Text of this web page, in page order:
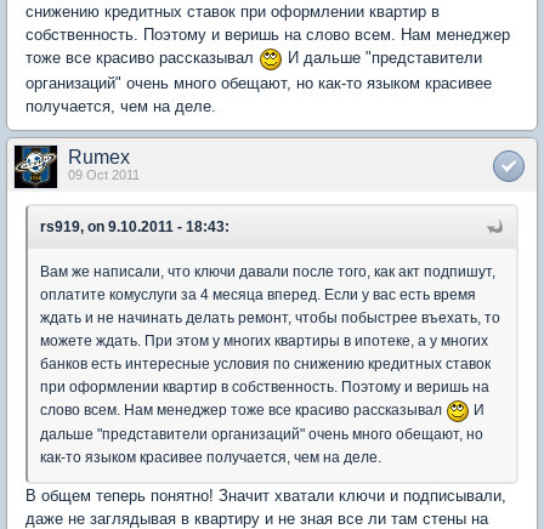
снижению кредитных ставок при оформлении квартир в
собственность. Поэтому и веришь на слово всем. Нам менеджер
тоже все красиво рассказывал
И дальше "представители
организаций" очень много обещают, но как-то языком красивее
получается, чем на деле.
Rumex
09 Oct 2011
rs919, on 9.10.2011 - 18:43:
Вам же написали, что ключи давали после того, как акт подпишут,
оплатите комуслуги за 4 месяца вперед. Если у вас есть время
ждать и не начинать делать ремонт, чтобы побыстрее въехать, то
можете ждать. При этом у многих квартиры в ипотеке, а у многих
банков есть интересные условия по снижению кредитных ставок
при оформлении квартир в собственность. Поэтому и веришь на
слово всем. Нам менеджер тоже все красиво рассказывал
И
дальше "представители организаций" очень много обещают, но
как-то языком красивее получается, чем на деле.
В общем теперь понятно! Значит хватали ключи и подписывали,
даже не заглядывая в квартиру и не зная все ли там стены на